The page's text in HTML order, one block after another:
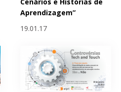
Aprendizagem”
19.01.17